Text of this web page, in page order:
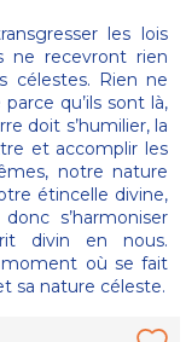
les lois
ne recevront rien
célestes. Rien ne
qu’ils sont là,
doit s’humilier, la
et accomplir les
notre nature
étincelle divine,
s’harmoniser
divin en nous.
moment où se fait
sa nature céleste.